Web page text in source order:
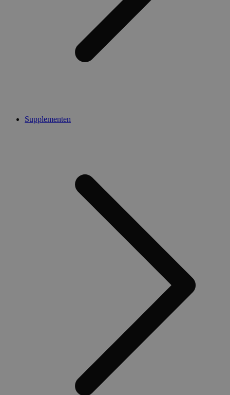
Supplementen